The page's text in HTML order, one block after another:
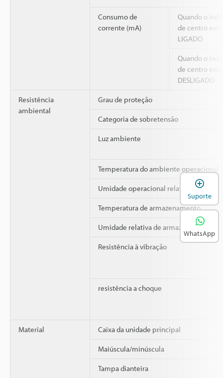
Consumo de
corrente (mA)
Quando o
de centro está
LIGADO
Quando o
de centro está
DESLIGADO
Resistência
ambiental
Grau de proteção
Categoria de sobretensão
Luz ambiente
Temperatura do ambiente operacional
Umidade operacional relativa
Temperatura de armazenamento
Umidade relativa de armazenamento
Resistência à vibração
resistência a choque
Material Caixa da unidade principal
Maiúscula/minúscula
Tampa dianteira
Suporte
WhatsApp